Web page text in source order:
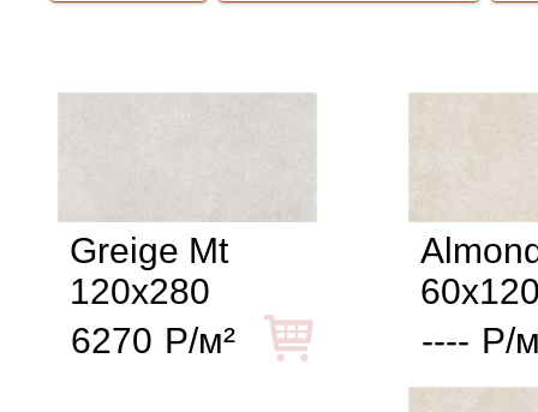
Greige Mt
120x280
6270 Р/м²
---- Р/